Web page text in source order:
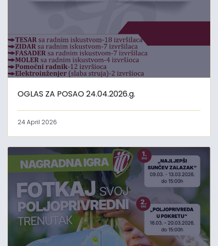
OGLAS ZA POSAO 24.04.2026.g.
24 April 2026